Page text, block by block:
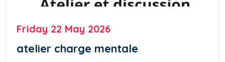
Friday 22 May 2026
atelier charge mentale